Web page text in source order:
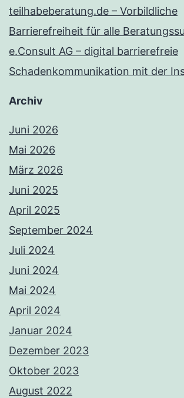
teilhabeberatung.de – Vorbildliche
Barrierefreiheit für alle
e.Consult AG – digital barrierefreie
Schadenkommunikation mit der
Archiv
Juni 2026
Mai 2026
März 2026
Juni 2025
April 2025
September 2024
Juli 2024
Juni 2024
Mai 2024
April 2024
Januar 2024
Dezember 2023
Oktober 2023
August 2022